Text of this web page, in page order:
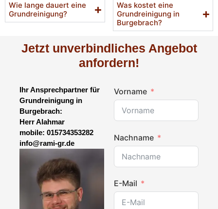
Wie lange dauert eine
Grundreinigung?
Was kostet eine
Grundreinigung in
Burgebrach?
Jetzt unverbindliches Angebot
anfordern!
Ihr Ansprechpartner für
Grundreinigung in
Burgebrach:
Herr Alahmar
mobile: 015734353282
info@rami-gr.de
Vorname
Nachname
E-Mail